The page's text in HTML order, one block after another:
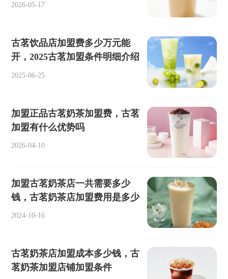
2026-05-17
古茗饮品店加盟费多少万元能
开，2025古茗加盟条件明细介绍
2025-06-25
加盟正品古茗奶茶加盟费，古茗
加盟有什么优势吗
2026-04-10
加盟古茗奶茶店一共需要多少
钱，古茗奶茶店加盟费用是多少
2024-10-16
古茗奶茶店加盟成本多少钱，古
茗奶茶加盟店铺加盟条件